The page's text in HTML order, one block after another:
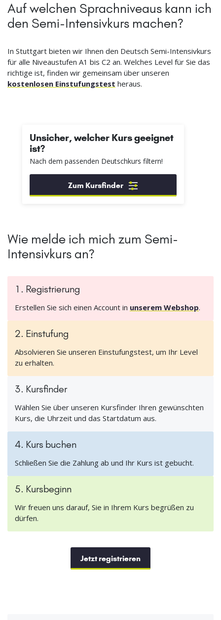
Auf welchen Sprachniveaus kann ich
den Semi-Intensivkurs machen?
In Stuttgart bieten wir Ihnen den Deutsch Semi-Intensivkurs
für alle Niveaustufen A1 bis C2 an. Welches Level für Sie das
richtige ist, finden wir gemeinsam über unseren
kostenlosen Einstufungstest heraus.
Unsicher, welcher Kurs geeignet
ist?
Nach dem passenden Deutschkurs filtern!
Zum Kursfinder
Wie melde ich mich zum Semi-
Intensivkurs an?
1. Registrierung
Erstellen Sie sich einen Account in unserem Webshop.
2. Einstufung
Absolvieren Sie unseren Einstufungstest, um Ihr Level
zu erhalten.
3. Kursfinder
Wählen Sie über unseren Kursfinder Ihren gewünschten
Kurs, die Uhrzeit und das Startdatum aus.
4. Kurs buchen
Schließen Sie die Zahlung ab und Ihr Kurs ist gebucht.
5. Kursbeginn
Wir freuen uns darauf, Sie in Ihrem Kurs begrüßen zu
dürfen.
Jetzt registrieren